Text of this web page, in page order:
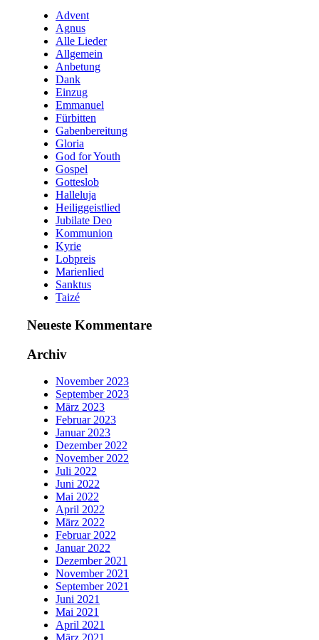
Advent
Agnus
Alle Lieder
Allgemein
Anbetung
Dank
Einzug
Emmanuel
Fürbitten
Gabenbereitung
Gloria
God for Youth
Gospel
Gotteslob
Halleluja
Heiliggeistlied
Jubilate Deo
Kommunion
Kyrie
Lobpreis
Marienlied
Sanktus
Taizé
Neueste Kommentare
Archiv
November 2023
September 2023
März 2023
Februar 2023
Januar 2023
Dezember 2022
November 2022
Juli 2022
Juni 2022
Mai 2022
April 2022
März 2022
Februar 2022
Januar 2022
Dezember 2021
November 2021
September 2021
Juni 2021
Mai 2021
April 2021